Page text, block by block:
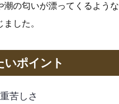
潮の匂いが漂ってくるような
した。
ポイント
苦しさ